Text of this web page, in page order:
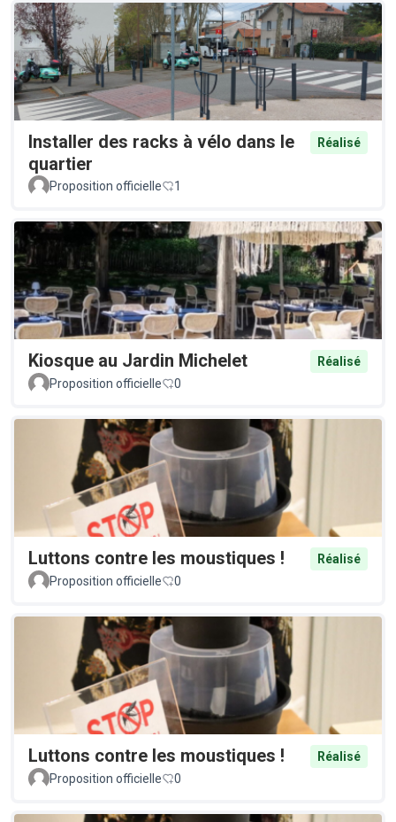
Installer des racks à vélo dans le
quartier
Réalisé
Proposition officielle 1
Kiosque au Jardin Michelet
Réalisé
Proposition officielle
0
Luttons contre les moustiques !
Réalisé
Proposition officielle
0
Luttons contre les moustiques !
Réalisé
Proposition officielle
0